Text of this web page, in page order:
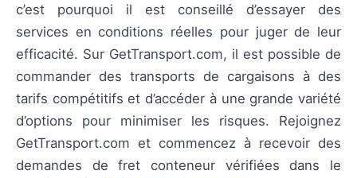
c’est pourquoi il est conseillé d’essayer des
services en conditions réelles pour juger de leur
efficacité. Sur GetTransport.com, il est possible de
commander des transports de cargaisons à des
tarifs compétitifs et d’accéder à une grande variété
d’options pour minimiser les risques. Rejoignez
GetTransport.com et commencez à recevoir des
demandes de fret conteneur vérifiées dans le